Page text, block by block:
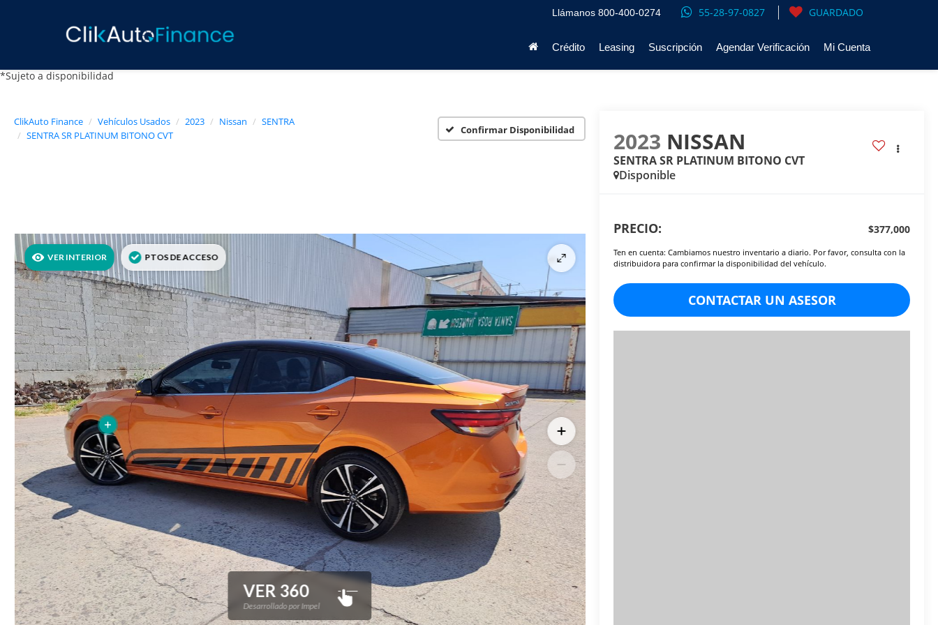
Llámanos 800-400-0274 55-28-97-0827 GUARDADO
Crédito Leasing Suscripción Agendar Verificación Mi Cuenta
*Sujeto a disponibilidad
ClikAuto Finance Vehículos Usados 2023 Nissan
SENTRA
SENTRA SR PLATINUM BITONO CVT
Confirmar Disponibilidad 2023 NISSAN
SENTRA SR PLATINUM BITONO CVT
Disponible
PRECIO: $377,000
Ten en cuenta: Cambiamos nuestro inventario a diario. Por favor, consulta con la
distribuidora para confirmar la disponibilidad del vehículo.
CONTACTAR UN ASESOR